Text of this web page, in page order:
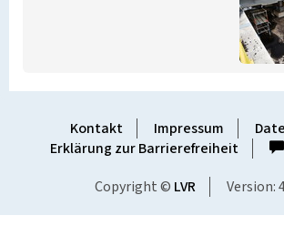
Kontakt Impressum
Erklärung zur Barrierefreiheit
Copyright © LVR Version: